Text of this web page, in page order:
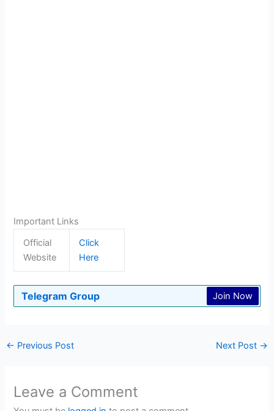
Important Links
Official
Website
Click
Here
Telegram Group Join Now
← Previous Post Next Post →
Leave a Comment